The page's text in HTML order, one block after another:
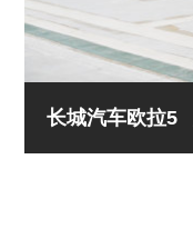
长城汽车欧拉5